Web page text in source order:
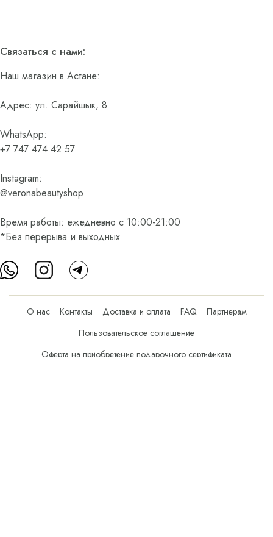
Связаться с нами:
Наш магазин в Астане:
Адрес: ул. Сарайшык, 8
WhatsApp:
+7 747 474 42 57
Instagram:
@veronabeautyshop
Время работы: ежедневно с 10:00-21:00
*Без перерыва и выходных
О нас Контакты Доставка и оплата FAQ
Партнерам
Пользовательское соглашение
Оферта на приобретение подарочного сертификата